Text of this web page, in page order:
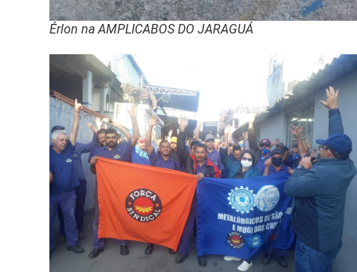
Érlon na AMPLICABOS DO JARAGUÁ